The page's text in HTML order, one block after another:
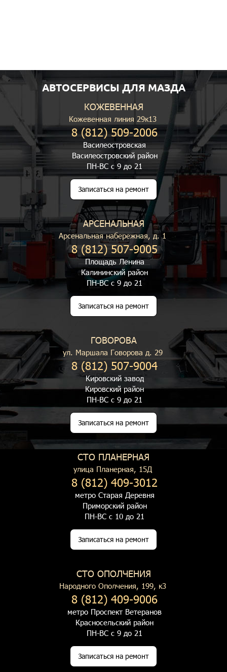
АВТОСЕРВИСЫ ДЛЯ МАЗДА
КОЖЕВЕННАЯ
Кожевенная линия 29к13
8 (812) 509-2006
Василеостровская
Василеостровский район
ПН-ВС с 9 до 21
Записаться на ремонт
АРСЕНАЛЬНАЯ
Арсенальная набережная, д. 1
8 (812) 507-9005
Площадь Ленина
Калининский район
ПН-ВС с 9 до 21
Записаться на ремонт
ГОВОРОВА
ул. Маршала Говорова д. 29
8 (812) 507-9004
Кировский завод
Кировский район
ПН-ВС с 9 до 21
Записаться на ремонт
СТО ПЛАНЕРНАЯ
улица Планерная, 15Д
8 (812) 409-3012
метро Старая Деревня
Приморский район
ПН-ВС с 10 до 21
Записаться на ремонт
СТО ОПОЛЧЕНИЯ
Народного Ополчения, 199, к3
8 (812) 409-9006
метро Проспект Ветеранов
Красносельский район
ПН-ВС с 9 до 21
Записаться на ремонт